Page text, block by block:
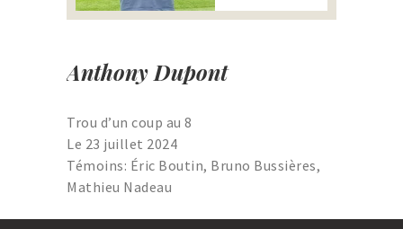
TARIFS
ÉVÈNEMENTS
LE BLOGUE DU CLUB DE
GOLF LAC-ETCHEMIN
TROU D’UN COUP
JOINDRE LE CLUB DE
Anthony Dupont
Trou d’un coup au 8
Le 23 juillet 2024
Témoins: Éric Boutin, Bruno Bussières,
Mathieu Nadeau